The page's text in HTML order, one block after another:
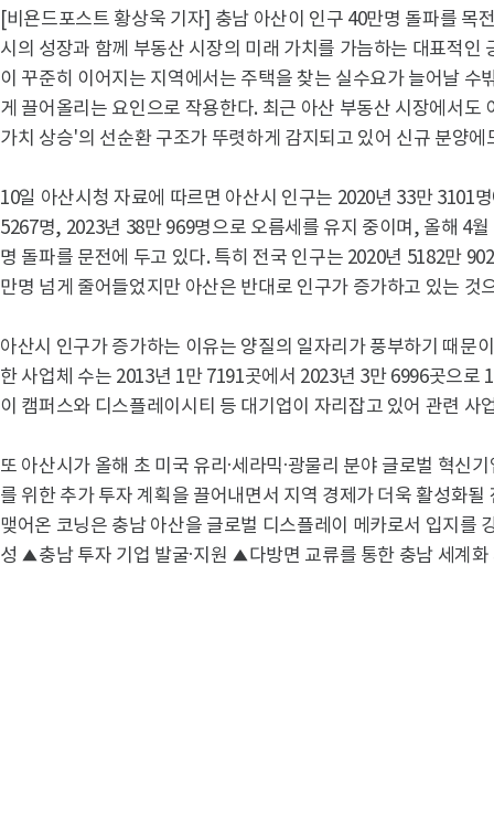
[비욘드포스트 황상욱 기자] 충남 아산이 인구 40만명 돌파를 목
시의 성장과 함께 부동산 시장의 미래 가치를 가늠하는 대표적인
이 꾸준히 이어지는 지역에서는 주택을 찾는 실수요가 늘어날 수
게 끌어올리는 요인으로 작용한다. 최근 아산 부동산 시장에서
가치 상승'의 선순환 구조가 뚜렷하게 감지되고 있어 신규 분양에
10일 아산시청 자료에 따르면 아산시 인구는 2020년 33만 3101
5267명, 2023년 38만 969명으로 오름세를 유지 중이며, 올해 4
명 돌파를 문전에 두고 있다. 특히 전국 인구는 2020년 5182만
만명 넘게 줄어들었지만 아산은 반대로 인구가 증가하고 있는 것
아산시 인구가 증가하는 이유는 양질의 일자리가 풍부하기 때문
한 사업체 수는 2013년 1만 7191곳에서 2023년 3만 6996곳으로
이 캠퍼스와 디스플레이시티 등 대기업이 자리잡고 있어 관련 사
또 아산시가 올해 초 미국 유리·세라믹·광물리 분야 글로벌 혁신
를 위한 추가 투자 계획을 끌어내면서 지역 경제가 더욱 활성화
맺어온 코닝은 충남 아산을 글로벌 디스플레이 메카로서 입지를
성 ▲충남 투자 기업 발굴·지원 ▲다방면 교류를 통한 충남 세계